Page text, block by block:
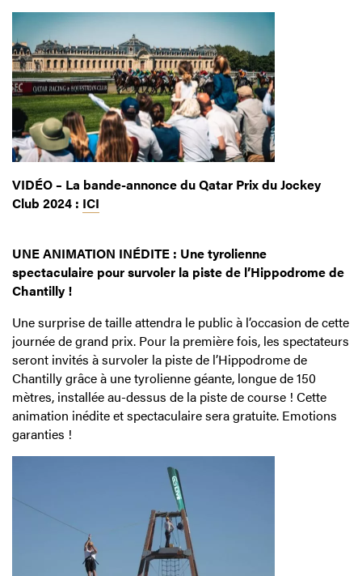
VIDÉO – La bande-annonce du Qatar Prix du Jockey
Club 2024 : ICI
UNE ANIMATION INÉDITE : Une tyrolienne
spectaculaire pour survoler la piste de l’Hippodrome de
Chantilly !
Une surprise de taille attendra le public à l’occasion de cette
journée de grand prix. Pour la première fois, les spectateurs
seront invités à survoler la piste de l’Hippodrome de
Chantilly grâce à une tyrolienne géante, longue de 150
mètres, installée au-dessus de la piste de course ! Cette
animation inédite et spectaculaire sera gratuite. Emotions
garanties !